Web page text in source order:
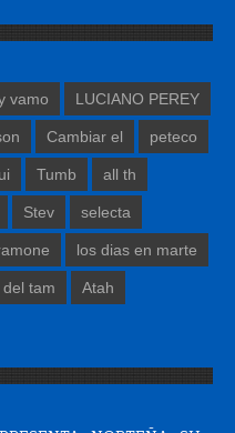
vamo LUCIANO PEREY
Cambiar el peteco
Tumb all th
Stev selecta
los dias en marte
tam Atah